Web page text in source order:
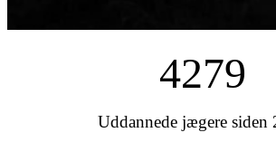
4279
Uddannede jægere siden